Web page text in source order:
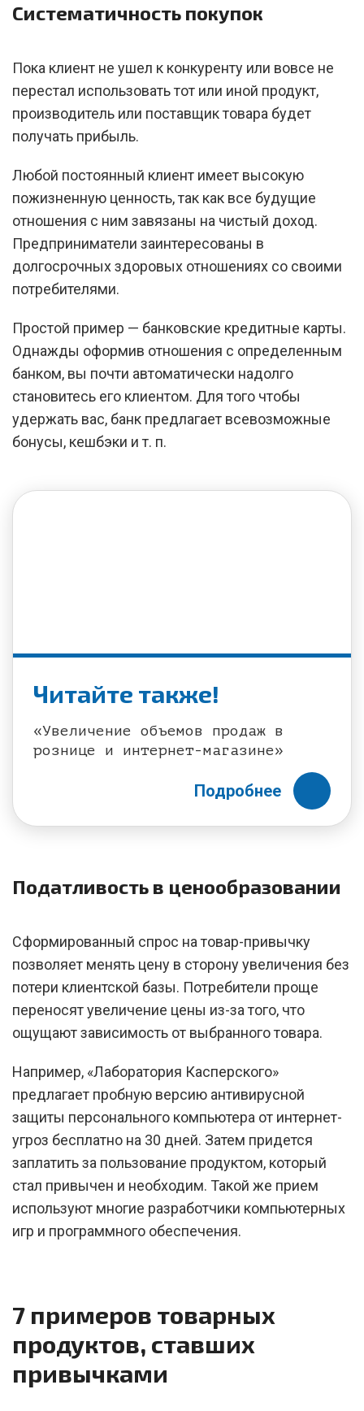
Систематичность покупок
Пока клиент не ушел к конкуренту или вовсе не
перестал использовать тот или иной продукт,
производитель или поставщик товара будет
получать прибыль.
Любой постоянный клиент имеет высокую
пожизненную ценность, так как все будущие
отношения с ним завязаны на чистый доход.
Предприниматели заинтересованы в
долгосрочных здоровых отношениях со своими
потребителями.
Простой пример — банковские кредитные карты.
Однажды оформив отношения с определенным
банком, вы почти автоматически надолго
становитесь его клиентом. Для того чтобы
удержать вас, банк предлагает всевозможные
бонусы, кешбэки и т. п.
Читайте также!
«Увеличение объемов продаж в
рознице и интернет-магазине»
Подробнее
Податливость в ценообразовании
Сформированный спрос на товар-привычку
позволяет менять цену в сторону увеличения без
потери клиентской базы. Потребители проще
переносят увеличение цены из-за того, что
ощущают зависимость от выбранного товара.
Например, «Лаборатория Касперского»
предлагает пробную версию антивирусной
защиты персонального компьютера от интернет-
угроз бесплатно на 30 дней. Затем придется
заплатить за пользование продуктом, который
стал привычен и необходим. Такой же прием
используют многие разработчики компьютерных
игр и программного обеспечения.
7 примеров товарных
продуктов, ставших
привычками